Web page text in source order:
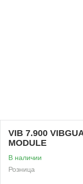
VIB 7.900
MODULE
В наличии
Розница